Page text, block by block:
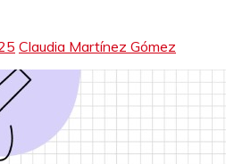
Claudia Martínez Gómez